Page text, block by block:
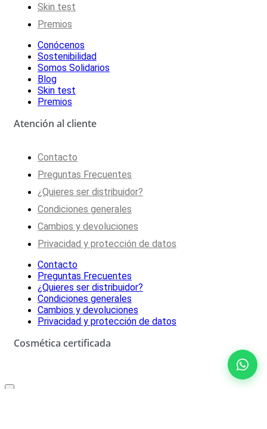
Skin test
Premios
Conócenos
Sostenibilidad
Somos Solidarios
Blog
Skin test
Premios
Atención al cliente
Contacto
Preguntas Frecuentes
¿Quieres ser distribuidor?
Condiciones generales
Cambios y devoluciones
Privacidad y protección de datos
Contacto
Preguntas Frecuentes
¿Quieres ser distribuidor?
Condiciones generales
Cambios y devoluciones
Privacidad y protección de datos
Cosmética certificada